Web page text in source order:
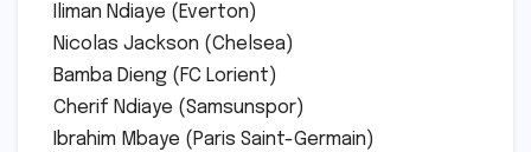
Iliman Ndiaye (Everton)
Nicolas Jackson (Chelsea)
Bamba Dieng (FC Lorient)
Cherif Ndiaye (Samsunspor)
Ibrahim Mbaye (Paris Saint-Germain)